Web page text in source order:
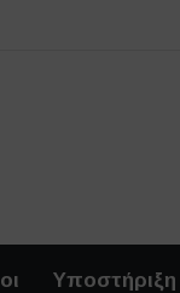
Υποστήριξη